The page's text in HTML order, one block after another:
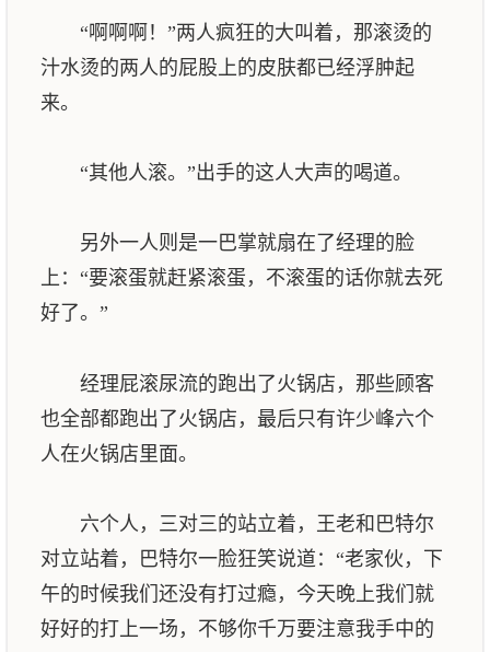
“啊啊啊！”两人疯狂的大叫着，那滚烫的
汁水烫的两人的屁股上的皮肤都已经浮肿起
来。
“其他人滚。”出手的这人大声的喝道。
另外一人则是一巴掌就扇在了经理的脸
上：“要滚蛋就赶紧滚蛋，不滚蛋的话你就去死
好了。”
经理屁滚尿流的跑出了火锅店，那些顾客
也全部都跑出了火锅店，最后只有许少峰六个
人在火锅店里面。
六个人，三对三的站立着，王老和巴特尔
对立站着，巴特尔一脸狂笑说道：“老家伙，下
午的时候我们还没有打过瘾，今天晚上我们就
好好的打上一场，不够你千万要注意我手中的